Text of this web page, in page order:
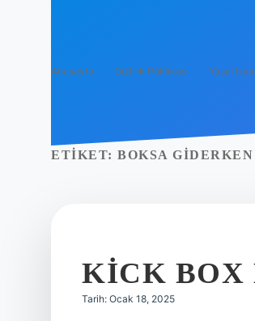
Anasayfa Gizlilik Politikası Yasal
ETIKET: BOKSA
KICK BOX
Tarih: Ocak 18, 2025